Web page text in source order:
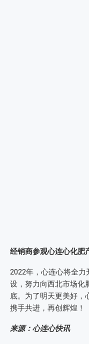
经销商参观心连心化肥
2022年，心连心将全
设，努力向西北市场化
底。为了明天更美好，
携手共进，再创辉煌！
来源：心连心快讯